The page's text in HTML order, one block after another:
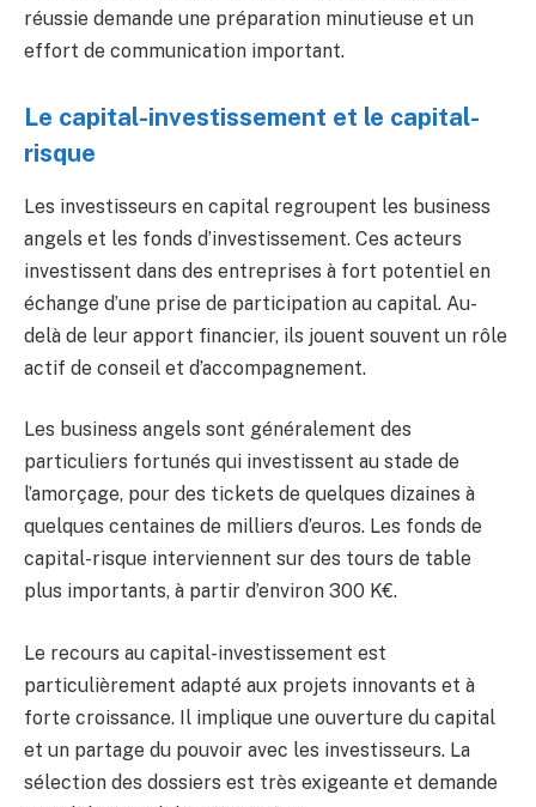
réussie demande une préparation minutieuse et un
effort de communication important.
Le capital-investissement et le capital-
risque
Les investisseurs en capital regroupent les business
angels et les fonds d’investissement. Ces acteurs
investissent dans des entreprises à fort potentiel en
échange d’une prise de participation au capital. Au-
delà de leur apport financier, ils jouent souvent un rôle
actif de conseil et d’accompagnement.
Les business angels sont généralement des
particuliers fortunés qui investissent au stade de
l’amorçage, pour des tickets de quelques dizaines à
quelques centaines de milliers d’euros. Les fonds de
capital-risque interviennent sur des tours de table
plus importants, à partir d’environ 300 K€.
Le recours au capital-investissement est
particulièrement adapté aux projets innovants et à
forte croissance. Il implique une ouverture du capital
et un partage du pouvoir avec les investisseurs. La
sélection des dossiers est très exigeante et demande